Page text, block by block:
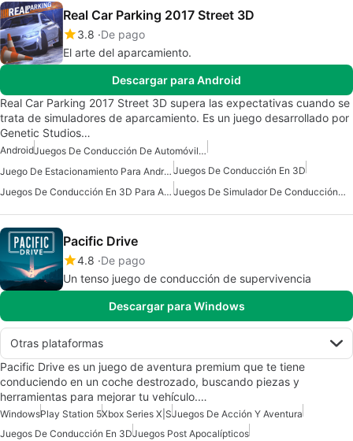
Real Car Parking 2017 Street 3D
3.8 De pago
El arte del aparcamiento.
Descargar para Android
Real Car Parking 2017 Street 3D supera las expectativas cuando se
trata de simuladores de aparcamiento. Es un juego desarrollado por
Genetic Studios…
Android
Juegos De Conducción De Automóviles Para Android
Juego De Estacionamiento Para Android Juegos De Conducción En 3D
Juegos De Conducción En 3D Para Android
Juegos De Simulador De Conducción Para Android
Pacific Drive
4.8 De pago
Un tenso juego de conducción de supervivencia
Descargar para Windows
Otras plataformas
Pacific Drive es un juego de aventura premium que te tiene
conduciendo en un coche destrozado, buscando piezas y
herramientas para mejorar tu vehículo.…
WindowsPlay Station 5Xbox Series X|SJuegos De Acción Y Aventura
Juegos De Conducción En 3DJuegos Post Apocalípticos